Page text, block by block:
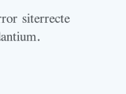
siterrecte